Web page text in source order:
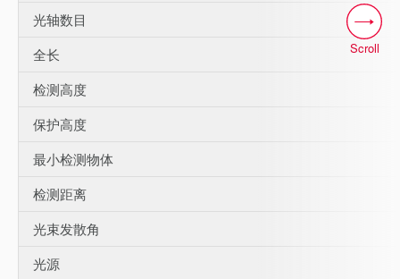
光轴数目
全长
检测高度
保护高度
最小检测物体
检测距离
光束发散角
光源
Scroll